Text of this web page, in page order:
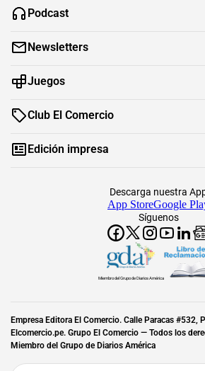
Podcast
Newsletters
Juegos
Club El Comercio
Edición impresa
Síguenos
Descarga nuestra
App StoreGoogle
Miembro del Grupo de Diarios América
Empresa Editora El Comercio. Calle Paracas #532,
Elcomercio.pe. Grupo El Comercio — Todos los
Miembro del Grupo de Diarios América